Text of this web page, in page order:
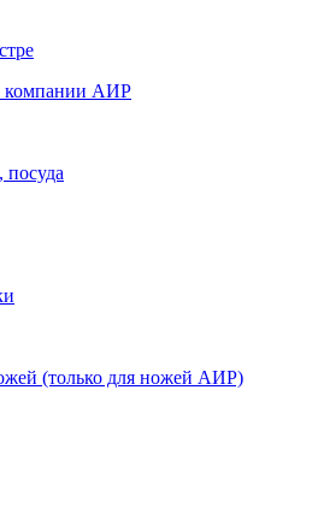
компании АИР
(только для ножей АИР)